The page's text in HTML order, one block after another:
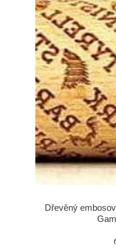
Dřevěný